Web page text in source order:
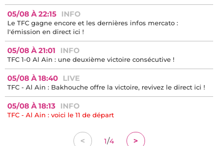
05/08 À 22:15 INFO
Le TFC gagne encore et les dernières infos mercato :
l'émission en direct ici !
05/08 À 21:01 INFO
TFC 1-0 Al Ain : une deuxième victoire consécutive !
05/08 À 18:40 LIVE
TFC - Al Ain : Bakhouche offre la victoire, revivez le direct ici !
05/08 À 18:13 INFO
TFC - Al Ain : voici le 11 de départ
< 1/4 >